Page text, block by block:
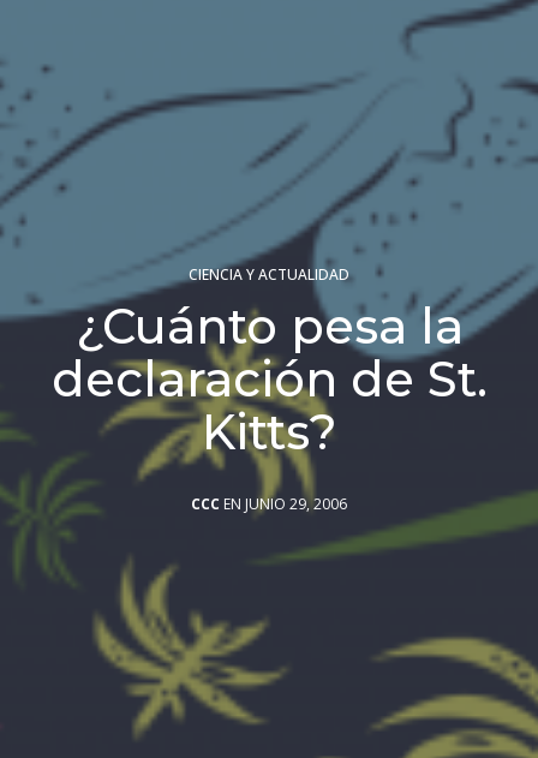
CIENCIA Y ACTUALIDAD
¿Cuánto pesa la
declaración de St.
Kitts?
CCC EN JUNIO 29, 2006